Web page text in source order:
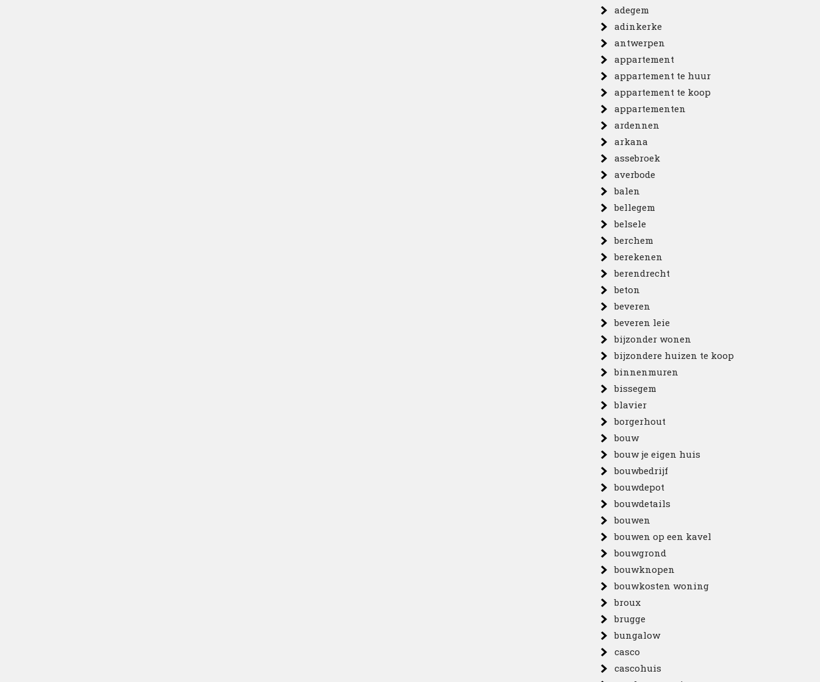
adegem
adinkerke
antwerpen
appartement
appartement te huur
appartement te koop
appartementen
ardennen
arkana
assebroek
averbode
balen
bellegem
belsele
berchem
berekenen
berendrecht
beton
beveren
beveren leie
bijzonder wonen
bijzondere huizen te koop
binnenmuren
bissegem
blavier
borgerhout
bouw
bouw je eigen huis
bouwbedrijf
bouwdepot
bouwdetails
bouwen
bouwen op een kavel
bouwgrond
bouwknopen
bouwkosten woning
broux
brugge
bungalow
casco
cascohuis